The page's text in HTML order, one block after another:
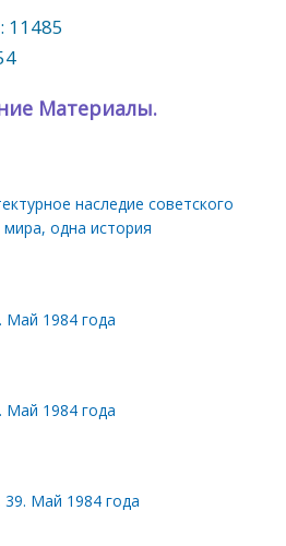
11485
Материалы.
наследие советского
мира, одна история
Май 1984 года
Май 1984 года
39. Май 1984 года